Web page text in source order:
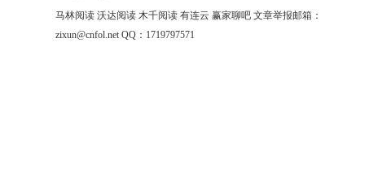
马林阅读 沃达阅读 木千阅读 有连云 赢家聊吧 文章举报邮箱：
zixun@cnfol.net QQ：1719797571